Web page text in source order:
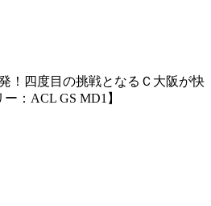
！四度目の挑戦となるＣ大阪が快
：ACL GS MD1】